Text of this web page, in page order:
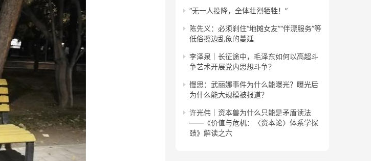
“无一人投降，全体壮烈牺牲！”
陈先义：必须刹住“地摊女友”“伴漂服务”等
低俗擦边乱象的蔓延
李泽泉｜长征途中，毛泽东如何以高超斗
争艺术开展党内思想斗争？
慢思：武丽娜事件为什么能曝光？曝光后
为什么能大规模被报道？
许光伟｜资本兽为什么只能是矛盾读法
——《价值与危机：〈资本论〉体系学探
赜》解读之六